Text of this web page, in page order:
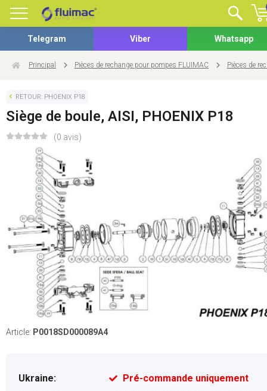
Telegram Viber Whatsapp
Principal Pièces de rechange pour pompes FLUIMAC Pièces de
RETOUR: PHOENIX P18
Siège de boule, AISI, PHOENIX P18
(0 avis)
Article: P0018SD000089A4
Ukraine:
Pré-commande uniquement